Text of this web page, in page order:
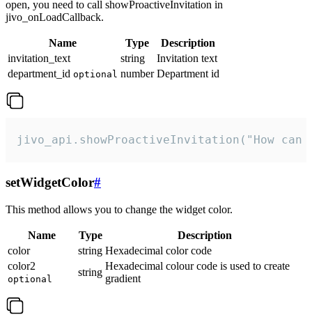
open, you need to call showProactiveInvitation in
jivo_onLoadCallback.
Name Type
Description
invitation_text
string
Invitation text
department_id optional number Department id
jivo_api.showProactiveInvitation("How
setWidgetColor#
This method allows you to change the widget color.
Name Type
Description
color
string Hexadecimal color code
color2
optional
string
Hexadecimal colour code is used to create
gradient